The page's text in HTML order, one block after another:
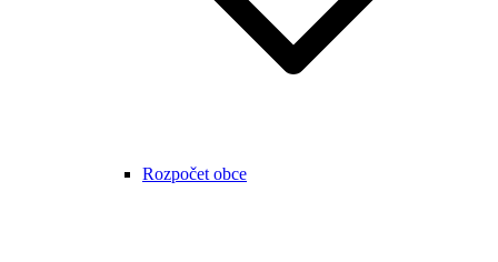
Rozpočet obce